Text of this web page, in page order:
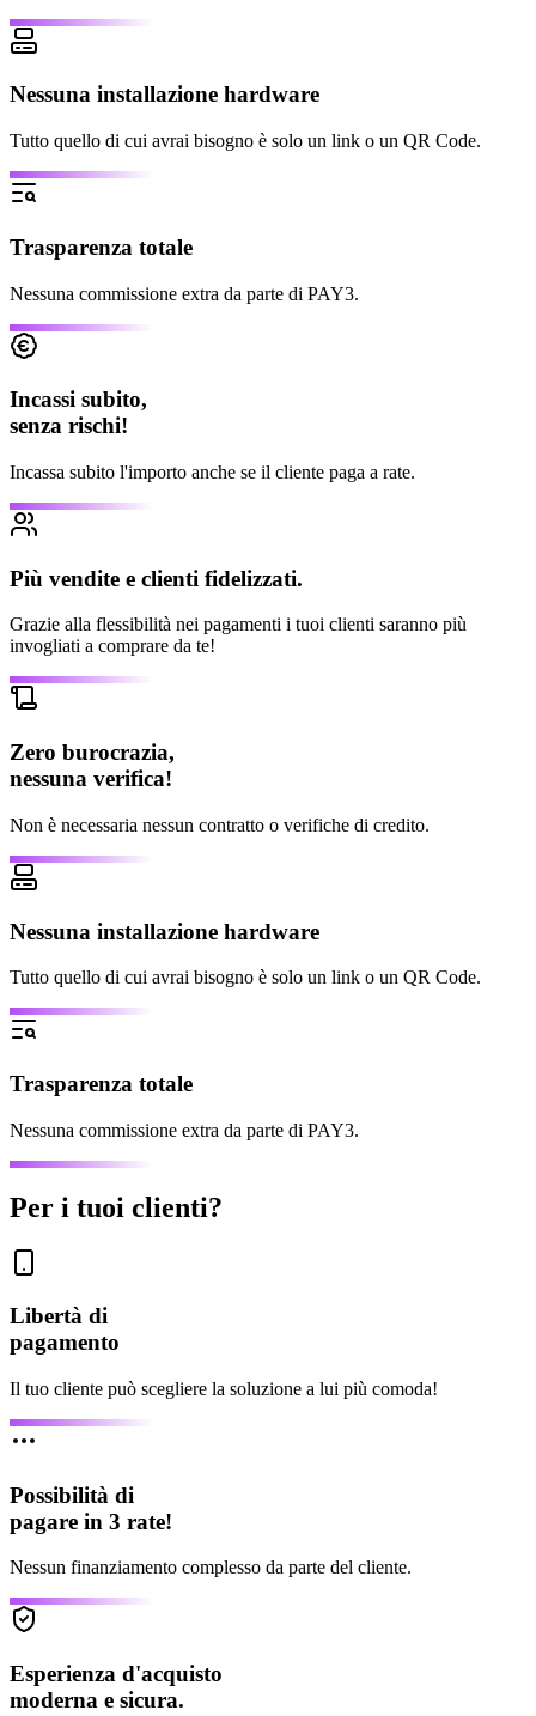
Nessuna installazione hardware
Tutto quello di cui avrai bisogno è solo un link o un QR Code.
Trasparenza totale
Nessuna commissione extra da parte di PAY3.
Incassi subito,
senza rischi!
Incassa subito l'importo anche se il cliente paga a rate.
Più vendite e clienti fidelizzati.
Grazie alla flessibilità nei pagamenti i tuoi clienti saranno più
invogliati a comprare da te!
Zero burocrazia,
nessuna verifica!
Non è necessaria nessun contratto o verifiche di credito.
Nessuna installazione hardware
Tutto quello di cui avrai bisogno è solo un link o un QR Code.
Trasparenza totale
Nessuna commissione extra da parte di PAY3.
Per i tuoi clienti?
Libertà di
pagamento
Il tuo cliente può scegliere la soluzione a lui più comoda!
Possibilità di
pagare in 3 rate!
Nessun finanziamento complesso da parte del cliente.
Esperienza d'acquisto
moderna e sicura.